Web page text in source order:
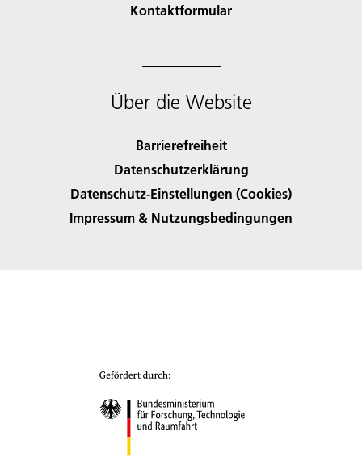
Kontaktformular
Über die Website
Barrierefreiheit
Datenschutzerklärung
Datenschutz-Einstellungen (Cookies)
Impressum & Nutzungsbedingungen